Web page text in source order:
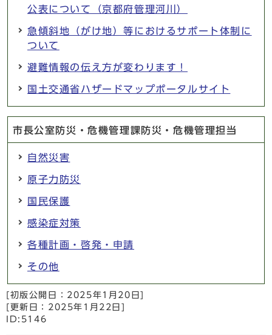
公表について（京都府管理河川）
急傾斜地（がけ地）等におけるサポート体制に
ついて
避難情報の伝え方が変わります！
国土交通省ハザードマップポータルサイト
市長公室防災・危機管理課防災・危機管理担当
自然災害
原子力防災
国民保護
感染症対策
各種計画・啓発・申請
その他
[初版公開日： 2025年1月20日]
[更新日： 2025年1月22日 ]
ID:5146